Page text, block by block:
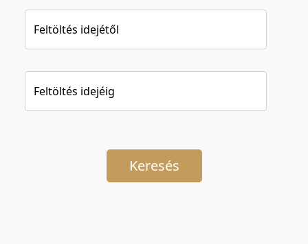
Feltöltés idejétől
Feltöltés idejéig
Keresés